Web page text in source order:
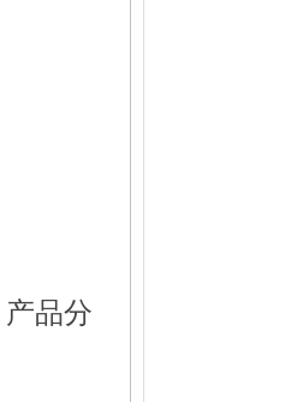
产品分